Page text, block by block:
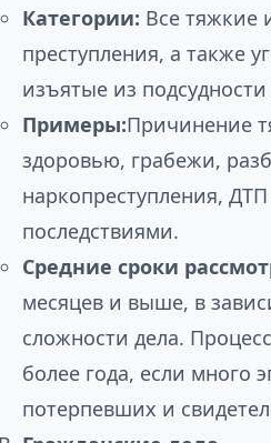
Категории: Все тяжкие
преступления, а также
изъятые из
Примеры:Причинение
здоровью, грабежи,
наркопреступления,
последствиями.
Средние сроки
месяцев и выше, в
сложности дела.
более года, если много
потерпевших и